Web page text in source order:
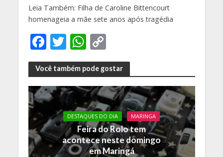
Leia Também: Filha de Caroline Bittencourt
homenageia a mãe sete anos após tragédia
F
ac
e
b
o
o
k
T
w
itt
er
W
h
at
s
A
p
p
C
o
p
y
Li
n
k
Você também pode gostar
DESTAQUES DO DIA MARINGA
Feira do Rolo tem
acontece neste domingo
em Maringá